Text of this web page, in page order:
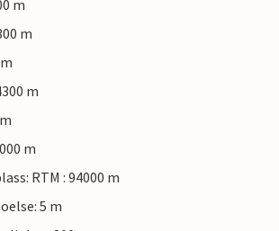
m
m
m
m
RTM : 94000 m
5 m